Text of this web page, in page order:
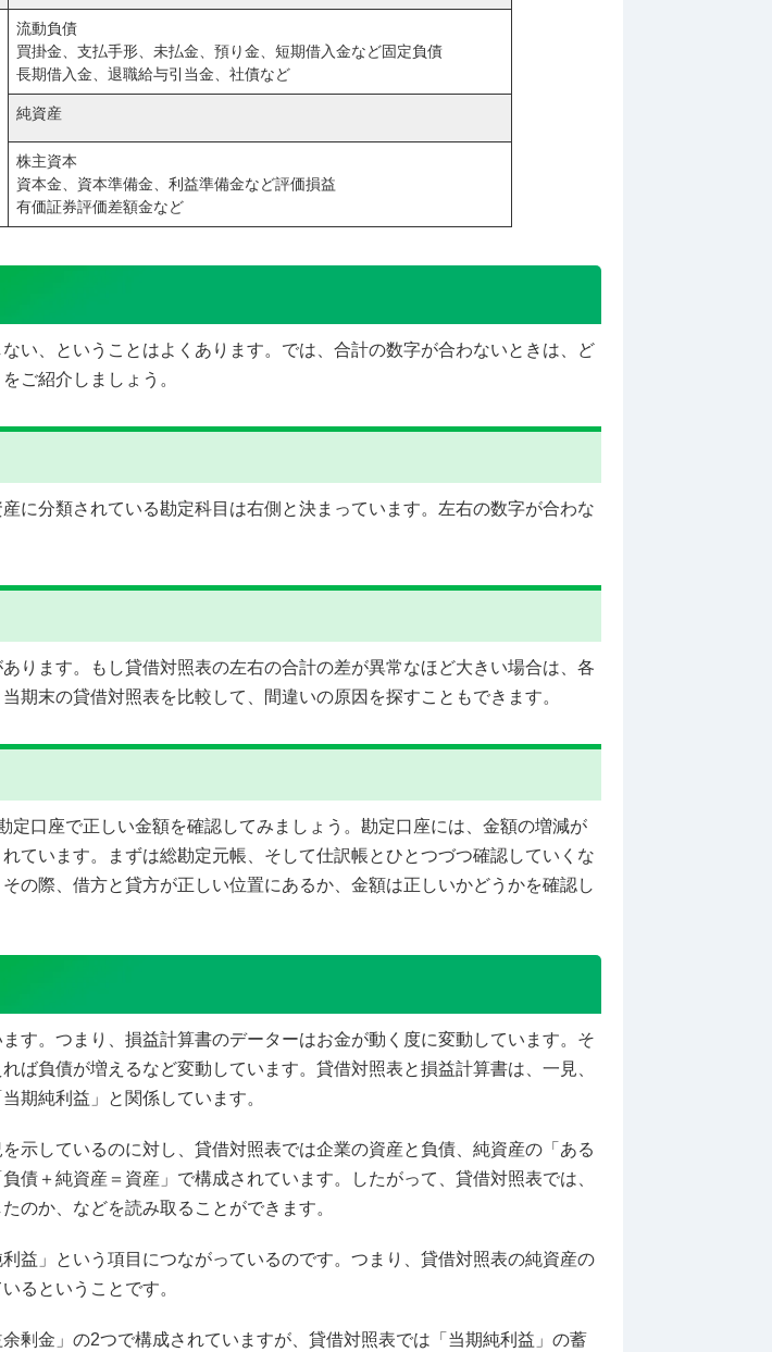
流動負債
買掛金、支払手形、未払金、預り金、短期借入金など固定負債
長期借入金、退職給与引当金、社債など
純資産
株主資本
資本金、資本準備金、利益準備金など評価損益
有価証券評価差額金など
い、ということはよくあります。では、合計の数字が合わないときは、ど
ご紹介しましょう。
に分類されている勘定科目は右側と決まっています。左右の数字が合わな
ります。もし貸借対照表の左右の合計の差が異常なほど大きい場合は、各
期末の貸借対照表を比較して、間違いの原因を探すこともできます。
定口座で正しい金額を確認してみましょう。勘定口座には、金額の増減が
ています。まずは総勘定元帳、そして仕訳帳とひとつづつ確認していくな
の際、借方と貸方が正しい位置にあるか、金額は正しいかどうかを確認し
す。つまり、損益計算書のデーターはお金が動く度に変動しています。そ
ば負債が増えるなど変動しています。貸借対照表と損益計算書は、一見、
期純利益」と関係しています。
示しているのに対し、貸借対照表では企業の資産と負債、純資産の「ある
債＋純資産＝資産」で構成されています。したがって、貸借対照表では、
のか、などを読み取ることができます。
益」という項目につながっているのです。つまり、貸借対照表の純資産の
るということです。
剰金」の2つで構成されていますが、貸借対照表では「当期純利益」の蓄